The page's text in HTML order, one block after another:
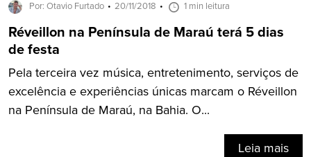
Por: Otavio Furtado 20/11/2018 1 min leitura
Réveillon na Península de Maraú terá 5 dias
de festa
Pela terceira vez música, entretenimento, serviços de
excelência e experiências únicas marcam o Réveillon
na Península de Maraú, na Bahia. O...
Leia mais